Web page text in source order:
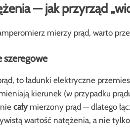
— jak przyrząd
mierzy prąd, warto
szeregowe
to ładunki elektryczne
kierunek (w przypadku
całymierzony prąd — dlatego
wartość natężenia, a nie